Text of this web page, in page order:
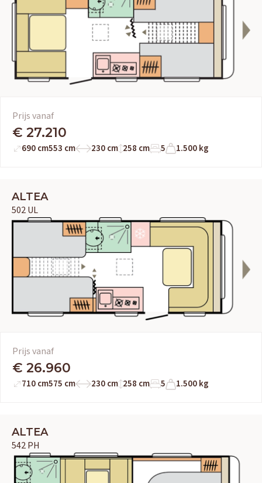
Prijs vanaf
€ 27.210
690 cm553 cm 230 cm 258 cm 5 1.500 kg
ALTEA
502 UL
Prijs vanaf
€ 26.960
710 cm575 cm 230 cm 258 cm 5 1.500 kg
ALTEA
542 PH